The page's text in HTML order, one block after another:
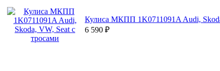
Кулиса МКПП 1K0711091A Audi,
6 590 ₽